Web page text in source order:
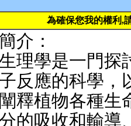
為確保您我的權利,
介：
理學是一門探
反應的科學，
釋植物各種生
的吸收和輸導